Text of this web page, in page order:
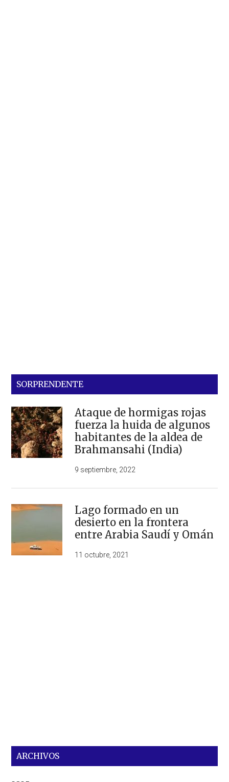
SORPRENDENTE
Ataque de hormigas rojas
fuerza la huida de algunos
habitantes de la aldea de
Brahmansahi (India)
9 septiembre, 2022
Lago formado en un
desierto en la frontera
entre Arabia Saudí y Omán
11 octubre, 2021
ARCHIVOS